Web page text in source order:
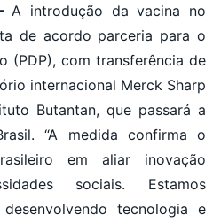
A introdução da vacina no
de acordo parceria para o
(PDP), com transferência de
internacional Merck Sharp
Butantan, que passará a
“A medida confirma o
em aliar inovação
sociais. Estamos
tecnologia e